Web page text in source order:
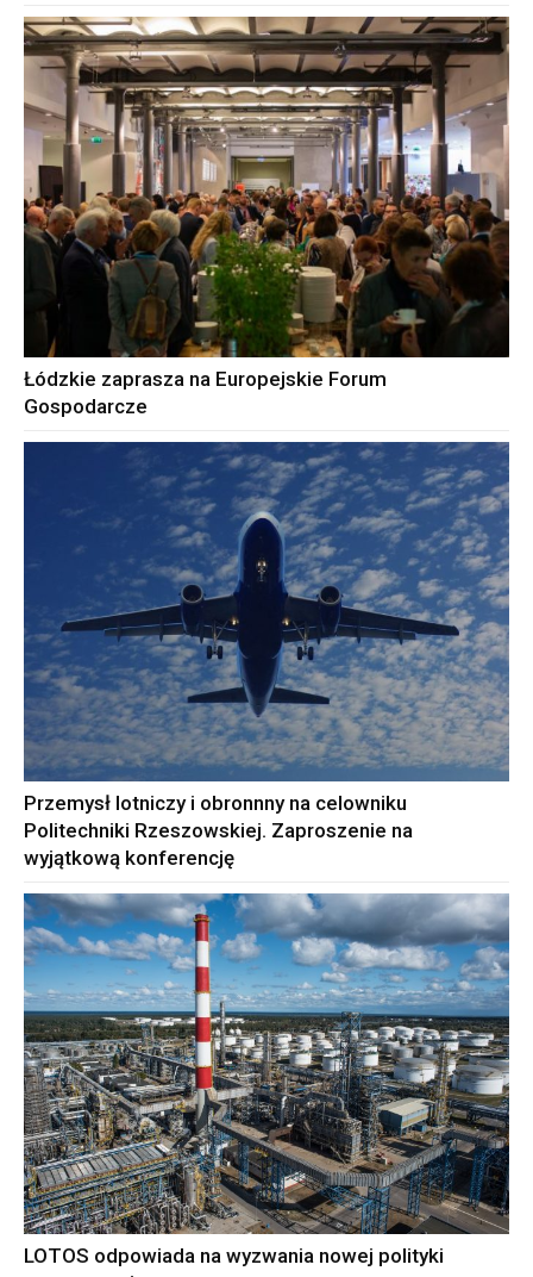
Łódzkie zaprasza na Europejskie Forum
Gospodarcze
Przemysł lotniczy i obronnny na celowniku
Politechniki Rzeszowskiej. Zaproszenie na
wyjątkową konferencję
LOTOS odpowiada na wyzwania nowej polityki